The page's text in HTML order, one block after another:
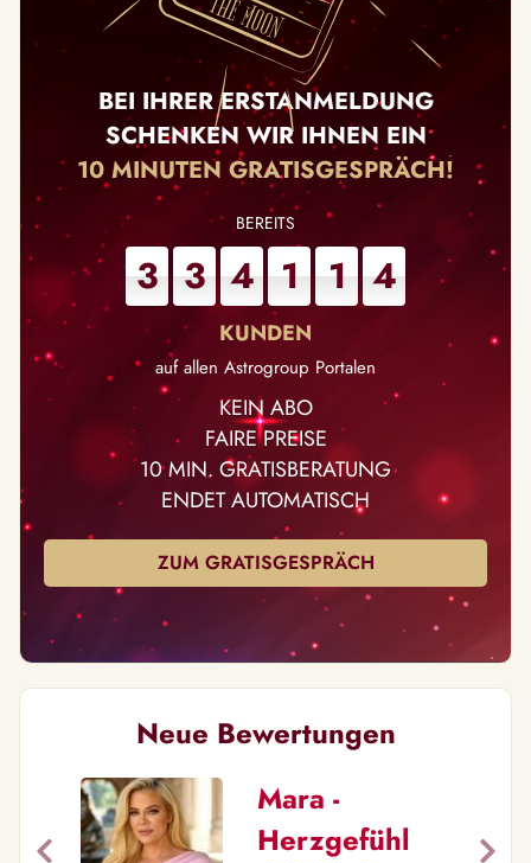
BEI IHRER ERSTANMELDUNG
SCHENKEN WIR IHNEN EIN
10 MINUTEN GRATISGESPRÄCH!
3 3 4 1 1 4
auf allen Astrogroup Portalen
KEIN ABO
FAIRE PREISE
10 MIN. GRATISBERATUNG
ENDET AUTOMATISCH
ZUM GRATISGESPRÄCH
Neue Bewertungen
Mara -
Herzgefühl